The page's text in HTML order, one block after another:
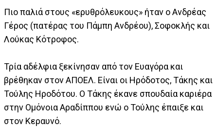
Πιο παλιά στους «ερυθρόλευκους» ήταν ο Ανδρέας
Γέρος (πατέρας του Πάμπη Ανδρέου), Σοφοκλής και
Λούκας Κότροφος.
Τρία αδέλφια ξεκίνησαν από τον Ευαγόρα και
βρέθηκαν στον ΑΠΟΕΛ. Είναι οι Ηρόδοτος, Τάκης και
Τούλης Ηροδότου. Ο Τάκης έκανε σπουδαία καριέρα
στην Ομόνοια Αραδίππου ενώ ο Τούλης έπαιξε και
στον Κεραυνό.